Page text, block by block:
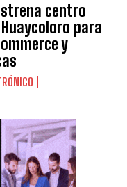
centro
para
y